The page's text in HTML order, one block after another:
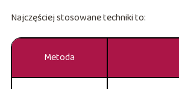
Najczęściej stosowane techniki to:
Metoda